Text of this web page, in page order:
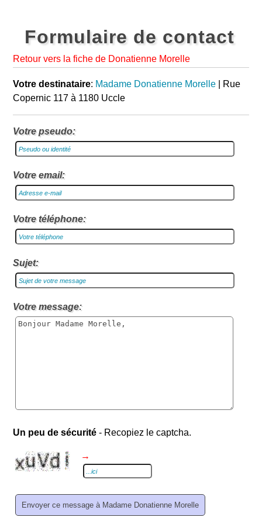
Formulaire de contact
Retour vers la fiche de Donatienne Morelle
Votre destinataire: Madame Donatienne Morelle | Rue
Copernic 117 à 1180 Uccle
Votre pseudo:
Votre email:
Votre téléphone:
Sujet:
Votre message:
Un peu de sécurité - Recopiez le captcha.
→